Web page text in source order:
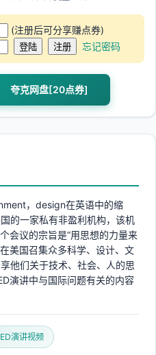
(注册后可分享赚点券)
忘记密码
夸克网盘[20点券]
，design在英语中的缩
的一家私有非盈利机构，该机
会议的宗旨是“用思想的力量来
美国召集众多科学、设计、文
他们关于技术、社会、人的思
演讲中与国际问题有关的内容
演讲视频